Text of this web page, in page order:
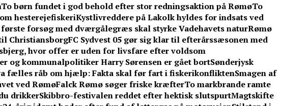
To børn fundet i god behold efter stor redningsaktion på RømøTo
hesterejefiskeriKystlivreddere på Lakolk hyldes for indsats ved
forsøg med dværgålegræs skal styrke Vadehavets naturRømø
ChristiansborgFC Sydvest 05 gør sig klar til efterårssæsonen med
hvor offer er uden for livsfare efter voldsom
og kommunalpolitiker Harry Sørensen er gået bortSønderjysk
fælles råb om hjælp: Fakta skal før fart i fiskerikonfliktenSmagen af
ved RømøFalck Rømø søger friske kræfterTo markbrande ramte
drikkerSkibbro-festivalen reddet efter hektisk slutspurtMagtskifte